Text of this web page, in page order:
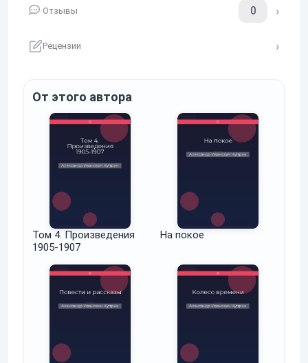
Отзывы 0
Рецензии
От этого автора
Том 4. Произведения
1905-1907
На покое